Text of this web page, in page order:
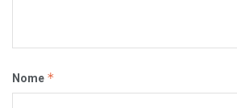
Nome *